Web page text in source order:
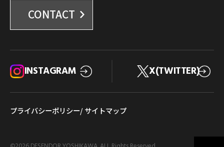
CONTACT
INSTAGRAM X(TWITTER)
プライバシーポリシー/ サイトマップ